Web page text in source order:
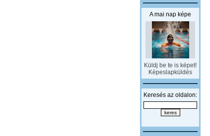
A mai nap képe
Küldj be te is képet!
Képeslapküldés
Keresés az oldalon: